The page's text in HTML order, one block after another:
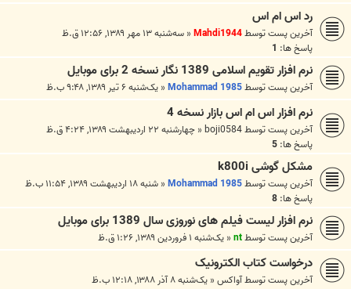
رد اس ام اس
آخرین پست توسطMahdi1944
« سه‌شنبه ۱۳ مهر ۱۳۸۹, ۱۲:۵۶ ق.ظ
پاسخ ها: 1
نرم افزار تقویم اسلامی 1389 نگار نسخه 2 برای موبایل
آخرین پست توسطMohammad 1985
« یک‌شنبه ۶ تیر ۱۳۸۹, ۹:۴۸ ب.ظ
نرم افزار اس ام اس بازار نسخه 4
آخرین پست توسطboji0584
« چهارشنبه ۲۲ اردیبهشت ۱۳۸۹, ۴:۲۴ ق.ظ
پاسخ ها: 5
مشکل گوشی k800i
آخرین پست توسطMohammad 1985
« شنبه ۱۸ اردیبهشت ۱۳۸۹, ۱۱:۵۴ ب.ظ
پاسخ ها: 8
نرم افزار لیست فیلم های نوروزی سال 1389 برای موبایل
آخرین پست توسطnt
« یک‌شنبه ۱ فروردین ۱۳۸۹, ۱:۲۶ ق.ظ
درخواست کتاب الکترونیک
آخرین پست توسطآواکس« یک‌شنبه ۸ آذر ۱۳۸۸, ۱۲:۱۸ ب.ظ